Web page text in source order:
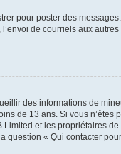
pour poster des
de courriels aux
des informations de
de 13 ans. Si vous n’êtes
et les propriétaires
« Qui contacter